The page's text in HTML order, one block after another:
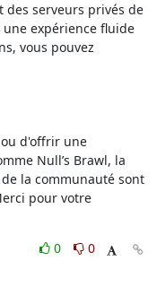
serveurs privés de
expérience fluide
vous pouvez
d'offrir une
Null’s Brawl, la
la communauté sont
pour votre
0
0